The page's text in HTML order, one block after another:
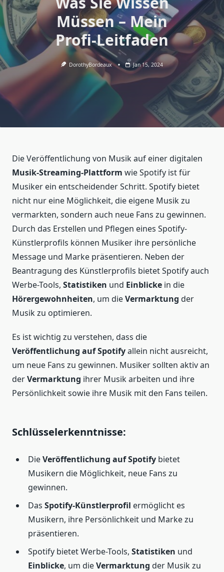
Müssen – Mein
Profi-Leitfaden
DorothyBordeaux Jan 15, 2024
Die Veröffentlichung von Musik auf einer digitalen
Musik-Streaming-Plattform wie Spotify ist für
Musiker ein entscheidender Schritt. Spotify bietet
nicht nur eine Möglichkeit, die eigene Musik zu
vermarkten, sondern auch neue Fans zu gewinnen.
Durch das Erstellen und Pflegen eines Spotify-
Künstlerprofils können Musiker ihre persönliche
Message und Marke präsentieren. Neben der
Beantragung des Künstlerprofils bietet Spotify auch
Werbe-Tools, Statistiken und Einblicke in die
Hörergewohnheiten, um dieVermarktung der
Musik zu optimieren.
Es ist wichtig zu verstehen, dass die
Veröffentlichung auf Spotifyallein nicht ausreicht,
um neue Fans zu gewinnen. Musiker sollten aktiv an
derVermarktung ihrer Musik arbeiten und ihre
Persönlichkeit sowie ihre Musik mit den Fans teilen.
Schlüsselerkenntnisse:
DieVeröffentlichung auf Spotify bietet
Musikern die Möglichkeit, neue Fans zu
gewinnen.
Das Spotify-Künstlerprofil ermöglicht es
Musikern, ihre Persönlichkeit und Marke zu
präsentieren.
Spotify bietet Werbe-Tools, Statistiken und
Einblicke, um dieVermarktung der Musik zu